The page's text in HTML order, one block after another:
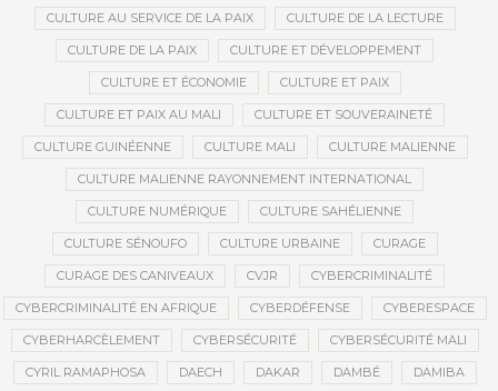
CULTURE AU SERVICE DE LA PAIX CULTURE DE LA LECTURE
CULTURE DE LA PAIX CULTURE ET DÉVELOPPEMENT
CULTURE ET ÉCONOMIE CULTURE ET PAIX
CULTURE ET PAIX AU MALI CULTURE ET SOUVERAINETÉ
CULTURE GUINÉENNE CULTURE MALI CULTURE MALIENNE
CULTURE MALIENNE RAYONNEMENT INTERNATIONAL
CULTURE NUMÉRIQUE CULTURE SAHÉLIENNE
CULTURE SÉNOUFO CULTURE URBAINE CURAGE
CURAGE DES CANIVEAUX CVJR CYBERCRIMINALITÉ
CYBERCRIMINALITÉ EN AFRIQUE CYBERDÉFENSE CYBERESPACE
CYBERHARCÈLEMENT CYBERSÉCURITÉ CYBERSÉCURITÉ MALI
CYRIL RAMAPHOSA DAECH DAKAR DAMBÉ DAMIBA